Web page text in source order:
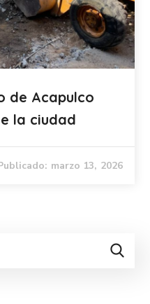
de Acapulco
la ciudad
marzo 13, 2026